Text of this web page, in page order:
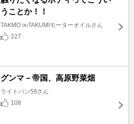
うことか！！
TAKMO ㈱TAKUMIモーターオイルさん
227
グンマ－帝国、高原野菜畑
ライトバン59さん
108